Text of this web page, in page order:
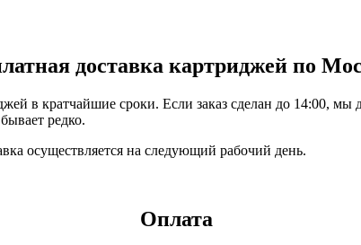
доставка картриджей по
в кратчайшие сроки. Если заказ сделан до 14:00,
редко.
осуществляется на следующий рабочий день.
Оплата